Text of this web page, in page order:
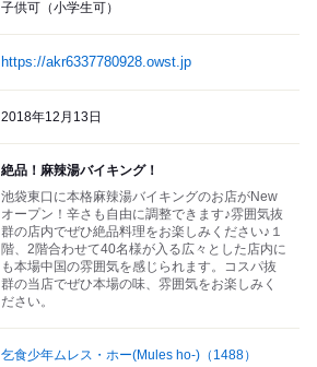
子供可（小学生可）
https://akr6337780928.owst.jp
2018年12月13日
絶品！麻辣湯バイキング！
池袋東口に本格麻辣湯バイキングのお店がNew
オープン！辛さも自由に調整できます♪雰囲気抜
群の店内でぜひ絶品料理をお楽しみください♪１
階、2階合わせて40名様が入る広々とした店内に
も本場中国の雰囲気を感じられます。コスパ抜
群の当店でぜひ本場の味、雰囲気をお楽しみく
ださい。
乞食少年ムレス・ホー(Mules ho-) （1488）